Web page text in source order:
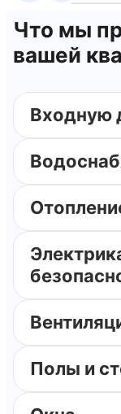
Что мы
вашей
Входную
Полы и